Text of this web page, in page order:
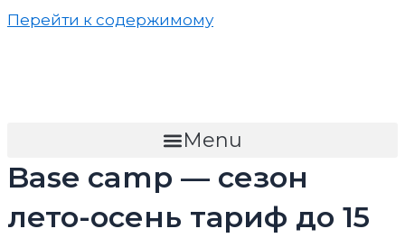
Перейти к содержимому
Menu
Base camp — сезон
лето-осень тариф до 15